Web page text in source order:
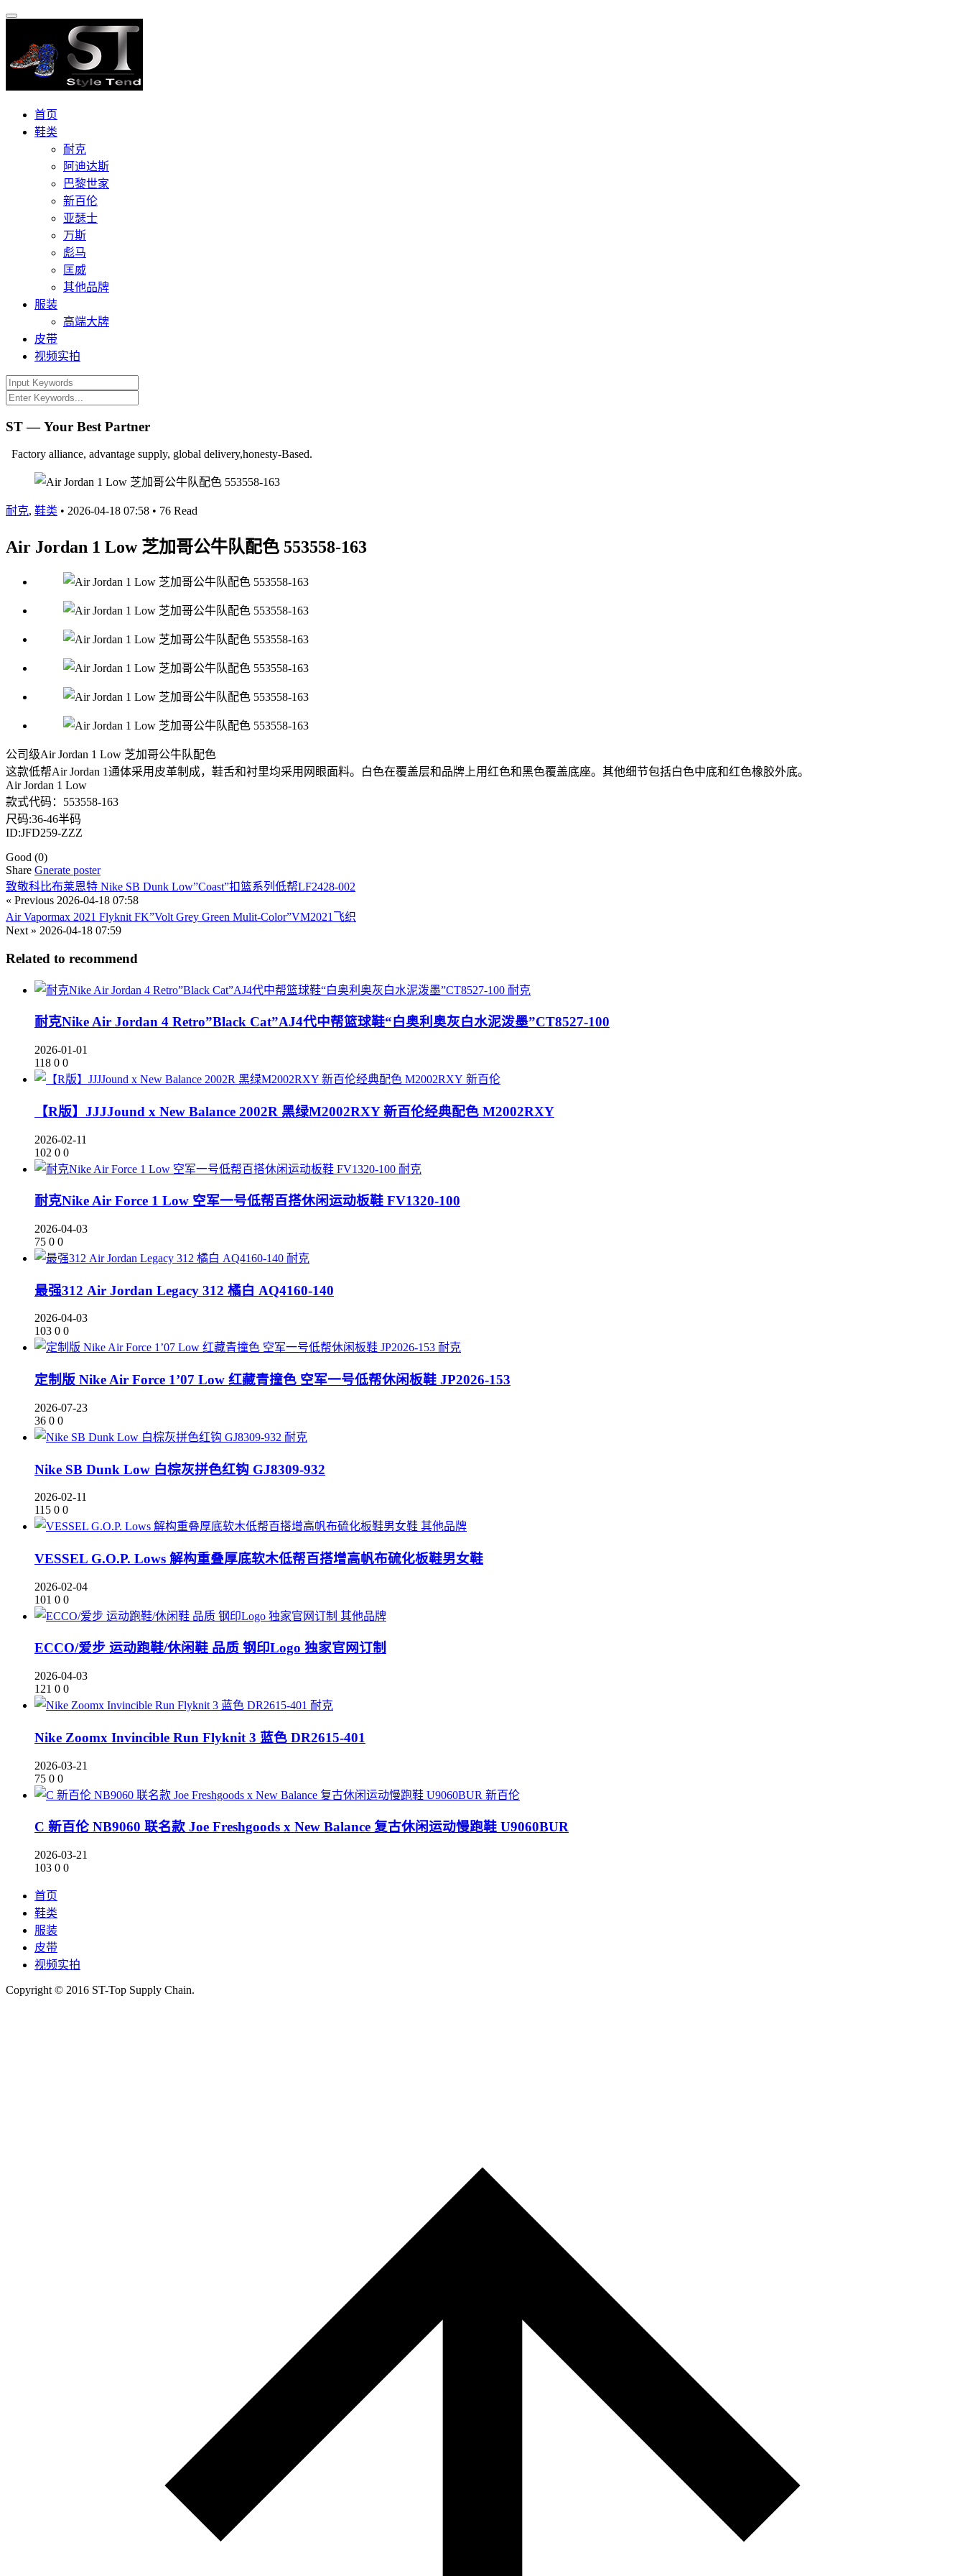
首页
鞋类
耐克
阿迪达斯
巴黎世家
新百伦
亚瑟士
万斯
彪马
匡威
其他品牌
服装
高端大牌
皮带
视频实拍
ST — Your Best Partner
Factory alliance, advantage supply, global delivery,honesty-Based.
耐克, 鞋类 • 2026-04-18 07:58 • 76 Read
Air Jordan 1 Low 芝加哥公牛队配色 553558-163
公司级Air Jordan 1 Low 芝加哥公牛队配色
这款低帮Air Jordan 1通体采用皮革制成，鞋舌和衬里均采用网眼面料。白色在覆盖层和品牌上用红色和黑色覆盖底座。其他细节包括白色中底和红色橡胶外底。
Air Jordan 1 Low
款式代码：553558-163
尺码:36-46半码
ID:JFD259-ZZZ
Good (0)
Share Gnerate poster
致敬科比布莱恩特 Nike SB Dunk Low”Coast”扣篮系列低帮LF2428-002
« Previous 2026-04-18 07:58
Air Vapormax 2021 Flyknit FK”Volt Grey Green Mulit-Color”VM2021飞织
Next » 2026-04-18 07:59
Related to recommend
耐克
耐克Nike Air Jordan 4 Retro”Black Cat”AJ4代中帮篮球鞋“白奥利奥灰白水泥泼墨”CT8527-100
2026-01-01
118 0 0
新百伦
【R版】JJJJound x New Balance 2002R 黑绿M2002RXY 新百伦经典配色 M2002RXY
2026-02-11
102 0 0
耐克
耐克Nike Air Force 1 Low 空军一号低帮百搭休闲运动板鞋 FV1320-100
2026-04-03
75 0 0
耐克
最强312 Air Jordan Legacy 312 橘白 AQ4160-140
2026-04-03
103 0 0
耐克
定制版 Nike Air Force 1’07 Low 红藏青撞色 空军一号低帮休闲板鞋 JP2026-153
2026-07-23
36 0 0
耐克
Nike SB Dunk Low 白棕灰拼色红钩 GJ8309-932
2026-02-11
115 0 0
其他品牌
VESSEL G.O.P. Lows 解构重叠厚底软木低帮百搭增高帆布硫化板鞋男女鞋
2026-02-04
101 0 0
其他品牌
ECCO/爱步 运动跑鞋/休闲鞋 品质 钢印Logo 独家官网订制
2026-04-03
121 0 0
耐克
Nike Zoomx Invincible Run Flyknit 3 蓝色 DR2615-401
2026-03-21
75 0 0
新百伦
C 新百伦 NB9060 联名款 Joe Freshgoods x New Balance 复古休闲运动慢跑鞋 U9060BUR
2026-03-21
103 0 0
首页
鞋类
服装
皮带
视频实拍
Copyright © 2016 ST-Top Supply Chain.